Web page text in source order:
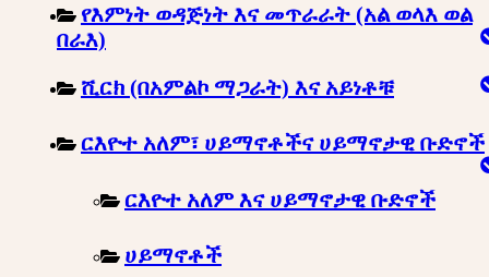
የእምነት ወዳጅነት እና መጥራራት (አል ወላእ ወል
በራእ)
ሺርክ (በአምልኮ ማጋራት) እና አይነቶቹ
ርእዮተ አለም፣ ሀይማኖቶችና ሀይማኖታዊ ቡድኖች
ርእዮተ አለም እና ሀይማኖታዊ ቡድኖች
ሀይማኖቶች